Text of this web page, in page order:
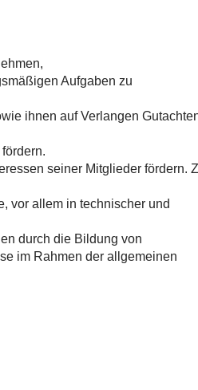
Aufgaben zu
ihnen auf Verlangen
seiner Mitglieder fördern.
vor allem in technischer und
durch die Bildung von
im Rahmen der allgemeinen